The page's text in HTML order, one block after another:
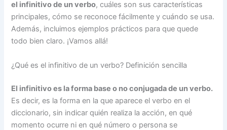
el infinitivo de un verbo, cuáles son sus características
principales, cómo se reconoce fácilmente y cuándo se usa.
Además, incluimos ejemplos prácticos para que quede
todo bien claro. ¡Vamos allá!
¿Qué es el infinitivo de un verbo? Definición sencilla
El infinitivo es la forma base o no conjugada de un verbo.
Es decir, es la forma en la que aparece el verbo en el
diccionario, sin indicar quién realiza la acción, en qué
momento ocurre ni en qué número o persona se